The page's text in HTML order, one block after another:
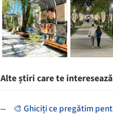
Alte știri care te interesează
🎨 Ghiciți ce pregătim